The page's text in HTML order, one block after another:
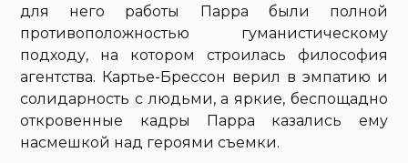
для него работы Парра были полной
противоположностью гуманистическому
подходу, на котором строилась философия
агентства. Картье-Брессон верил в эмпатию и
солидарность с людьми, а яркие, беспощадно
откровенные кадры Парра казались ему
насмешкой над героями съемки.